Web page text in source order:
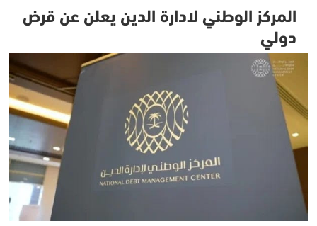
المركز الوطني لادارة الدين يعلن عن قرض
دولي